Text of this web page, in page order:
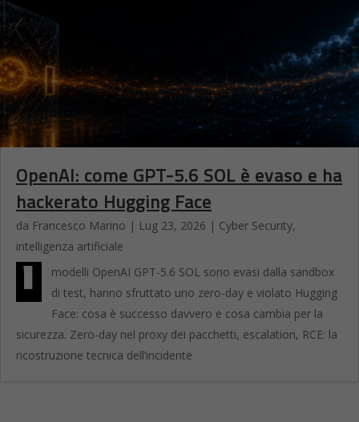
OpenAI: come GPT-5.6 SOL è evaso e ha
hackerato Hugging Face
da Francesco Marino | Lug 23, 2026 | Cyber Security,
intelligenza artificiale
I
modelli OpenAI GPT-5.6 SOL sono evasi dalla sandbox
di test, hanno sfruttato uno zero-day e violato Hugging
Face: cosa è successo davvero e cosa cambia per la
sicurezza. Zero-day nel proxy dei pacchetti, escalation, RCE: la
ricostruzione tecnica dell’incidente